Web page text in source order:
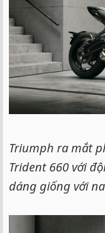
Triumph ra mắt
Trident 660 với
dáng giống với